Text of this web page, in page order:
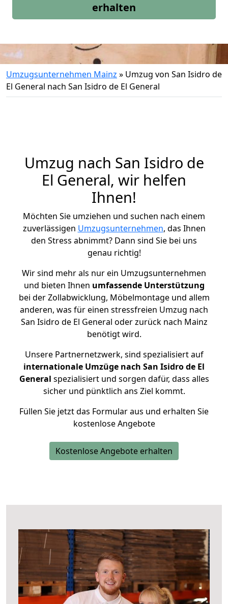
erhalten
Umzugsunternehmen Mainz » Umzug von San Isidro de
El General nach San Isidro de El General
Umzug nach San Isidro de
El General, wir helfen
Ihnen!
Möchten Sie umziehen und suchen nach einem
zuverlässigen Umzugsunternehmen, das Ihnen
den Stress abnimmt? Dann sind Sie bei uns
genau richtig!
Wir sind mehr als nur ein Umzugsunternehmen
und bieten Ihnen umfassende Unterstützung
bei der Zollabwicklung, Möbelmontage und allem
anderen, was für einen stressfreien Umzug nach
San Isidro de El General oder zurück nach Mainz
benötigt wird.
Unsere Partnernetzwerk, sind spezialisiert auf
internationale Umzüge nach San Isidro de El
General spezialisiert und sorgen dafür, dass alles
sicher und pünktlich ans Ziel kommt.
Füllen Sie jetzt das Formular aus und erhalten Sie
kostenlose Angebote
Kostenlose Angebote erhalten